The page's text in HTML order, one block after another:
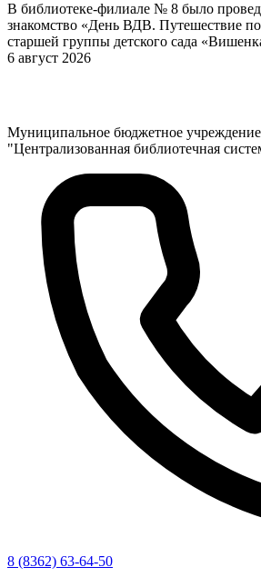
В библиотеке-филиале № 8 было
знакомство «День ВДВ. Путешествие по
старшей группы детского сада
6 август 2026
Муниципальное бюджетное
"Централизованная библиотечная
8 (8362) 63-64-50